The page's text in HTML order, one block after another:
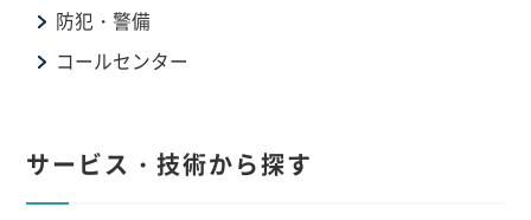
防犯・警備
コールセンター
サービス・技術から探す